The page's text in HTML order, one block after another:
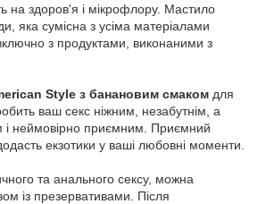
на здоров'я і мікрофлору. Мастило
яка сумісна з усіма матеріалами
з продуктами, виконаними з
Style з банановим смаком для
ваш секс ніжним, незабутнім, а
і неймовірно приємним. Приємний
екзотики у ваші любовні моменти.
та анального сексу, можна
із презервативами. Після